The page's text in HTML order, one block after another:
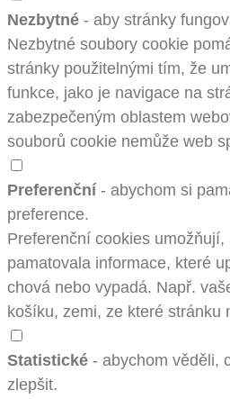
Nezbytné - aby stránky
Nezbytné soubory cookie
stránky použitelnými tím, že
funkce, jako je navigace na
zabezpečeným oblastem
souborů cookie nemůže web
Preferenční - abychom si
preference.
Preferenční cookies umožňují,
pamatovala informace, které
chová nebo vypadá. Např.
košíku, zemi, ze které stránku
Statistické - abychom věděli,
zlepšit.